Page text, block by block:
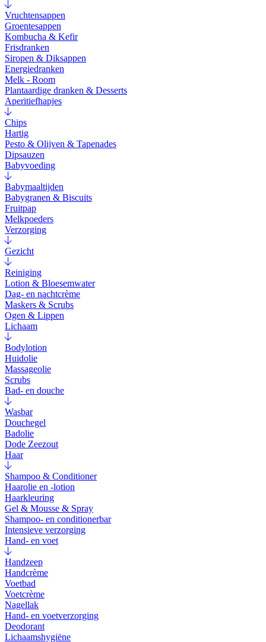
Vruchtensappen
Groentesappen
Kombucha & Kefir
Frisdranken
Siropen & Diksappen
Energiedranken
Melk - Room
Plantaardige dranken & Desserts
Aperitiefhapjes
Chips
Hartig
Pesto & Olijven & Tapenades
Dipsauzen
Babyvoeding
Babymaaltijden
Babygranen & Biscuits
Fruitpap
Melkpoeders
Verzorging
Gezicht
Reiniging
Lotion & Bloesemwater
Dag- en nachtcrème
Maskers & Scrubs
Ogen & Lippen
Lichaam
Bodylotion
Huidolie
Massageolie
Scrubs
Bad- en douche
Wasbar
Douchegel
Badolie
Dode Zeezout
Haar
Shampoo & Conditioner
Haarolie en -lotion
Haarkleuring
Gel & Mousse & Spray
Shampoo- en conditionerbar
Intensieve verzorging
Hand- en voet
Handzeep
Handcrème
Voetbad
Voetcrème
Nagellak
Hand- en voetverzorging
Deodorant
Lichaamshygiëne